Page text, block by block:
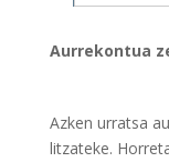
Aurrekontua
Azken urratsa
litzateke.